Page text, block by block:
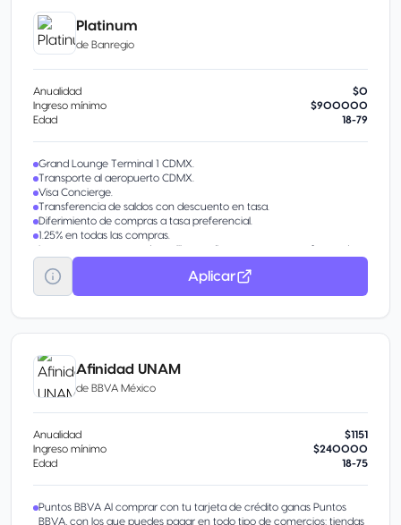
Platinum
de Banregio
Anualidad
$0
Ingreso mínimo
$900000
Edad
18-79
Grand Lounge Terminal 1 CDMX.
Transporte al aeropuerto CDMX.
Visa Concierge.
Transferencia de saldos con descuento en tasa.
Diferimiento de compras a tasa preferencial.
1.25% en todas las compras.
Las recompensas pueden utilizarse directamente como forma de
pago en terminales y compras en línea.
Aplicar
Afinidad UNAM
de BBVA México
Anualidad
$1151
Ingreso mínimo
$240000
Edad
18-75
Puntos BBVA Al comprar con tu tarjeta de crédito ganas Puntos
BBVA, con los que puedes pagar en todo tipo de comercios: tiendas